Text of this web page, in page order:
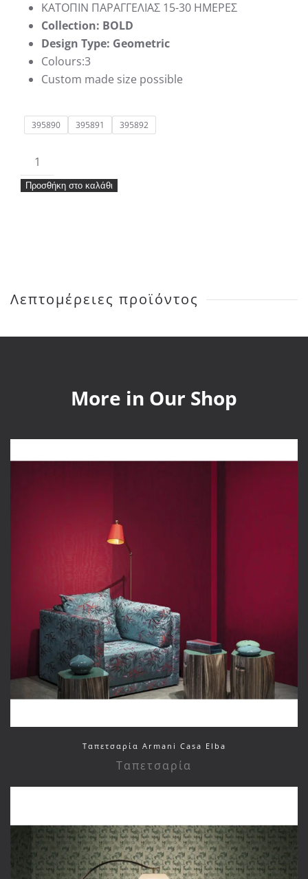
KATΟΠΙΝ ΠΑΡΑΓΓΕΛΙΑΣ 15-30 ΗΜΕΡΕΣ
Collection: BOLD
Design Type: Geometric
Colours:3
Custom made size possible
395890 395891 395892
Ταπετσαρία
Eijffinger
Bold
Προσθήκη στο καλάθι
Λεπτομέρειες προϊόντος
More in Our Shop
Ταπετσαρία Armani Casa Elba
Ταπετσαρία